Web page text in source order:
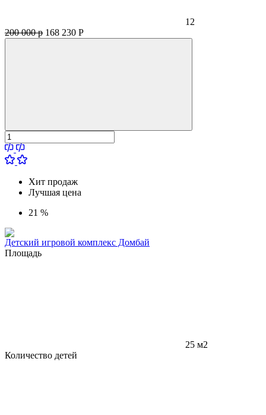
12
200 000 р 168 230 Р
Хит продаж
Лучшая цена
21 %
Детский игровой комплекс Домбай
Площадь
25 м2
Количество детей